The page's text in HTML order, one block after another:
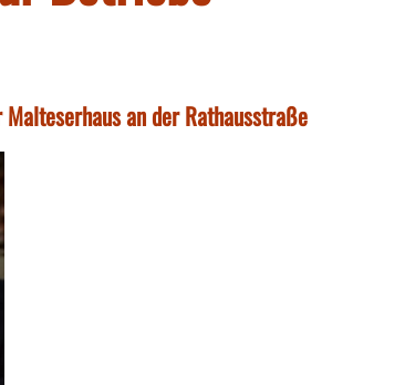
an der Rathausstraße